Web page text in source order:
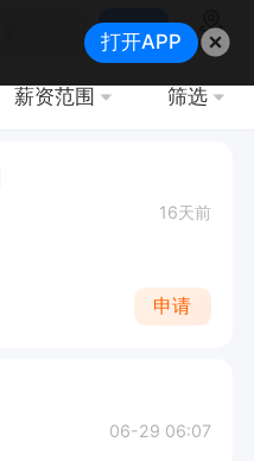
搜索
地图
薪资范围 筛选
16天前
申请
06-29 06:07
打开APP